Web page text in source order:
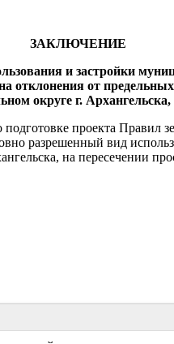
ЗАКЛЮЧЕНИЕ
и застройки
от
округе г.
проекта Правил
разрешенный вид
на пересечении